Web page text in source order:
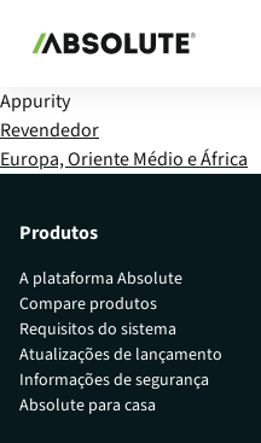
Appurity
Revendedor
Europa, Oriente Médio e África
Produtos
A plataforma Absolute
Compare produtos
Requisitos do sistema
Atualizações de lançamento
Informações de segurança
Absolute para casa